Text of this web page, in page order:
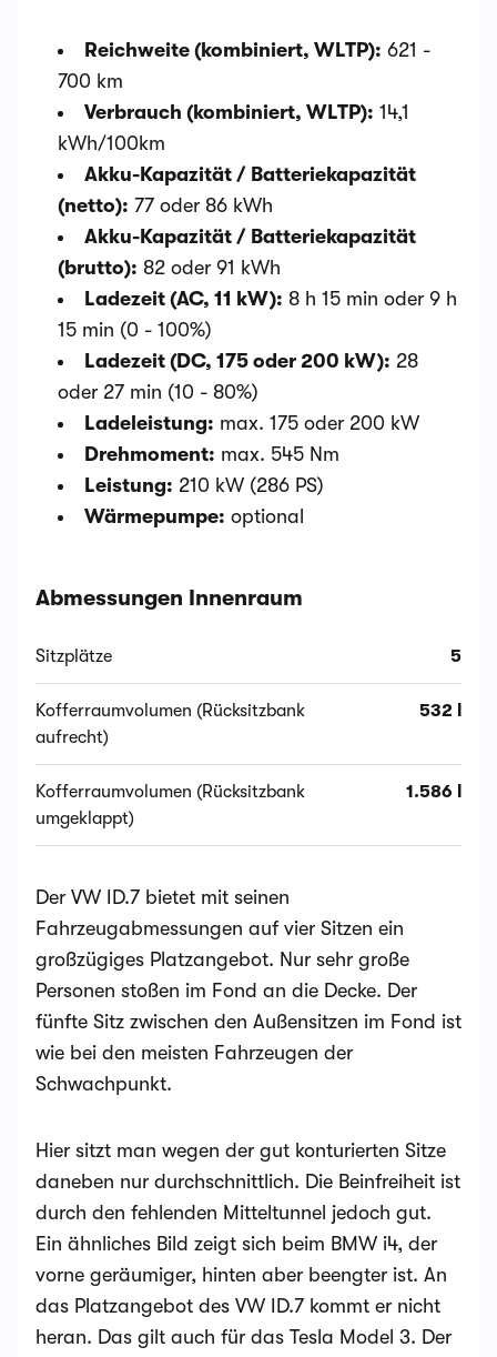
Reichweite (kombiniert, WLTP): 621 -
700 km
Verbrauch (kombiniert, WLTP): 14,1
kWh/100km
Akku-Kapazität / Batteriekapazität
(netto): 77 oder 86 kWh
Akku-Kapazität / Batteriekapazität
(brutto): 82 oder 91 kWh
Ladezeit (AC, 11 kW): 8 h 15 min oder 9 h
15 min (0 - 100%)
Ladezeit (DC, 175 oder 200 kW): 28
oder 27 min (10 - 80%)
Ladeleistung: max. 175 oder 200 kW
Drehmoment: max. 545 Nm
Leistung: 210 kW (286 PS)
Wärmepumpe: optional
Abmessungen Innenraum
Sitzplätze 5
Kofferraumvolumen (Rücksitzbank
aufrecht)
532 l
Kofferraumvolumen (Rücksitzbank
umgeklappt)
1.586 l
Der VW ID.7 bietet mit seinen
Fahrzeugabmessungen auf vier Sitzen ein
großzügiges Platzangebot. Nur sehr große
Personen stoßen im Fond an die Decke. Der
fünfte Sitz zwischen den Außensitzen im Fond ist
wie bei den meisten Fahrzeugen der
Schwachpunkt.
Hier sitzt man wegen der gut konturierten Sitze
daneben nur durchschnittlich. Die Beinfreiheit ist
durch den fehlenden Mitteltunnel jedoch gut.
Ein ähnliches Bild zeigt sich beim BMW i4, der
vorne geräumiger, hinten aber beengter ist. An
das Platzangebot des VW ID.7 kommt er nicht
heran. Das gilt auch für das Tesla Model 3. Der